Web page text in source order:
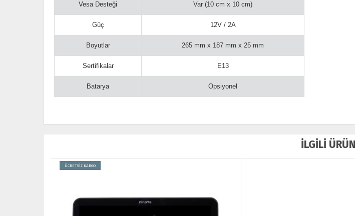
Vesa Desteği Var (10 cm x 10 cm)
Güç 12V / 2A
Boyutlar 265 mm x 187 mm x 25 mm
Sertifikalar E13
Batarya Opsiyonel
İLGİLİ
ÜCRETSİZ KARGO